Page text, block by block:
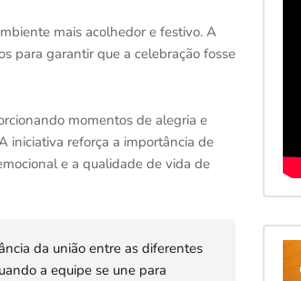
mais acolhedor e festivo. A
para garantir que a celebração fosse
momentos de alegria e
iniciativa reforça a importância de
e a qualidade de vida de
da união entre as diferentes
a equipe se une para